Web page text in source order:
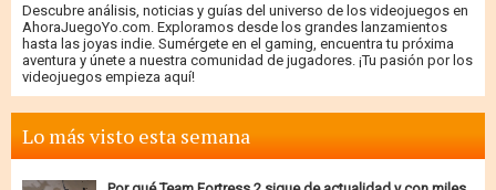
Descubre análisis, noticias y guías del universo de los videojuegos en
AhoraJuegoYo.com. Exploramos desde los grandes lanzamientos
hasta las joyas indie. Sumérgete en el gaming, encuentra tu próxima
aventura y únete a nuestra comunidad de jugadores. ¡Tu pasión por los
videojuegos empieza aquí!
Lo más visto esta semana